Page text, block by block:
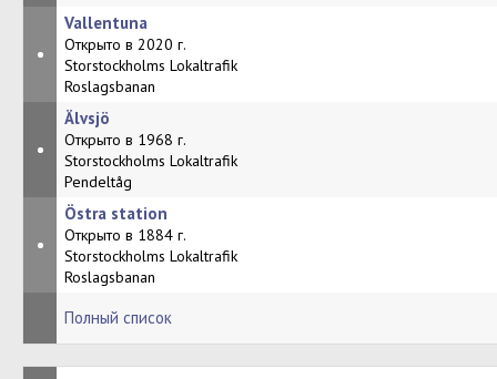
•
Vallentuna
Открыто в 2020 г.
Storstockholms Lokaltrafik
Roslagsbanan
•
Älvsjö
Открыто в 1968 г.
Storstockholms Lokaltrafik
Pendeltåg
•
Östra station
Открыто в 1884 г.
Storstockholms Lokaltrafik
Roslagsbanan
Полный список